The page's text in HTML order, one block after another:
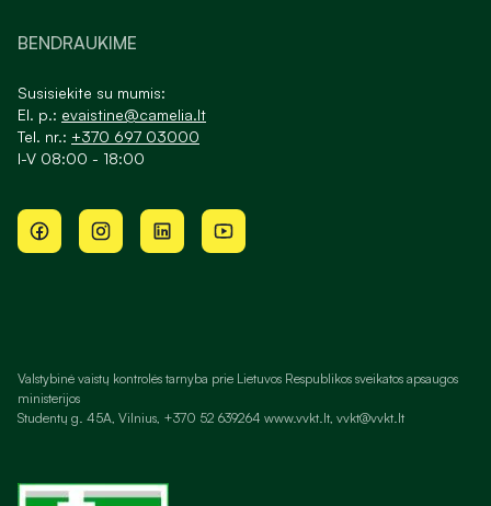
BENDRAUKIME
Susisiekite su mumis:
El. p.: evaistine@camelia.lt
Tel. nr.: +370 697 03000
I-V 08:00 - 18:00
Valstybinė vaistų kontrolės tarnyba prie Lietuvos Respublikos sveikatos apsaugos
ministerijos
Studentų g. 45A, Vilnius, +370 52 639264 www.vvkt.lt, vvkt@vvkt.lt